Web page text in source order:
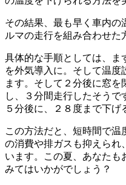
その結果、最も早く車内の
ルマの走行を組み合わせた
具体的な手順としては、ま
を外気導入に。そして温
ます。そして２分後に窓を
し、３分間走行したそう
５分後に、２８度まで下げ
この方法だと、短時間で
の消費や排ガスも抑えられ
います。この夏、あなたも
みてはいかがでしょう？